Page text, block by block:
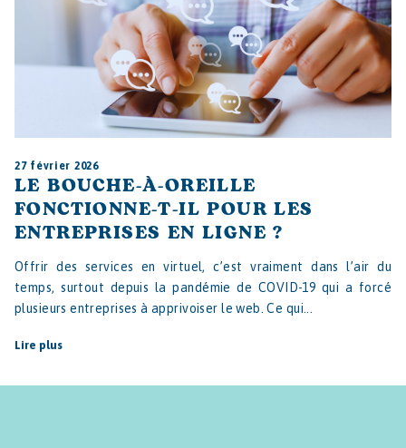
27 février 2026
LE BOUCHE-À-OREILLE
FONCTIONNE-T-IL POUR LES
ENTREPRISES EN LIGNE ?
Offrir des services en virtuel, c’est vraiment dans l’air du
temps, surtout depuis la pandémie de COVID-19 qui a forcé
plusieurs entreprises à apprivoiser le web. Ce qui...
Lire plus